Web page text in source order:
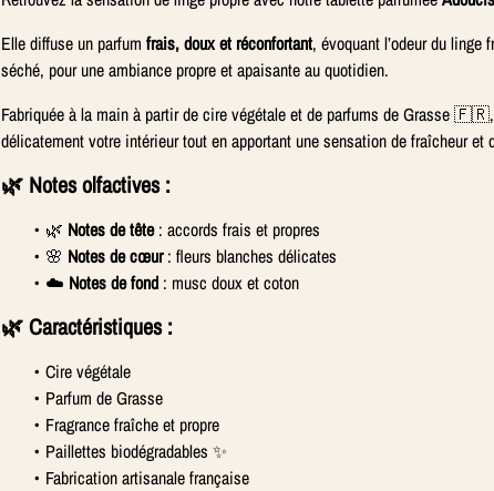
Elle diffuse un parfum frais, doux et réconfortant, évoquant l’odeur du linge
séché, pour une ambiance propre et apaisante au quotidien.
Fabriquée à la main à partir de cire végétale et de parfums de Grasse
délicatement votre intérieur tout en apportant une sensation de fraîcheur et
🌿 Notes olfactives :
🌿 Notes de tête: accords frais et propres
🌸 Notes de cœur: fleurs blanches délicates
☁️ Notes de fond : musc doux et coton
🌿 Caractéristiques :
Cire végétale
Parfum de Grasse
Fragrance fraîche et propre
Paillettes biodégradables ✨
Fabrication artisanale française